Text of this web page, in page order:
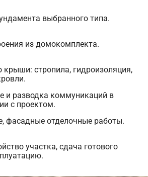
выбранного типа.
из домокомплекта.
крыши: стропила, гидроизоляция,
и разводка коммуникаций в
с проектом.
фасадные отделочные работы.
участка, сдача готового